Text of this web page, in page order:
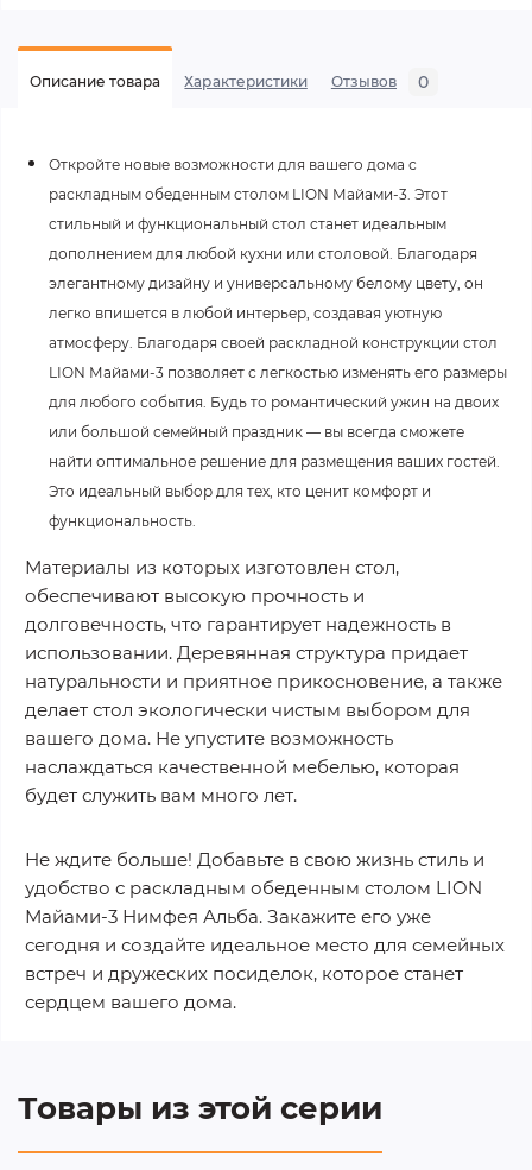
Описание товара Характеристики Отзывов 0
Откройте новые возможности для вашего дома с
раскладным обеденным столом LION Майами-3. Этот
стильный и функциональный стол станет идеальным
дополнением для любой кухни или столовой. Благодаря
элегантному дизайну и универсальному белому цвету, он
легко впишется в любой интерьер, создавая уютную
атмосферу. Благодаря своей раскладной конструкции стол
LION Майами-3 позволяет с легкостью изменять его размеры
для любого события. Будь то романтический ужин на двоих
или большой семейный праздник — вы всегда сможете
найти оптимальное решение для размещения ваших гостей.
Это идеальный выбор для тех, кто ценит комфорт и
функциональность.
Материалы из которых изготовлен стол,
обеспечивают высокую прочность и
долговечность, что гарантирует надежность в
использовании. Деревянная структура придает
натуральности и приятное прикосновение, а также
делает стол экологически чистым выбором для
вашего дома. Не упустите возможность
наслаждаться качественной мебелью, которая
будет служить вам много лет.
Не ждите больше! Добавьте в свою жизнь стиль и
удобство с раскладным обеденным столом LION
Майами-3 Нимфея Альба. Закажите его уже
сегодня и создайте идеальное место для семейных
встреч и дружеских посиделок, которое станет
сердцем вашего дома.
Товары из этой серии